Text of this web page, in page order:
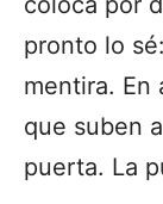
pronto lo
mentira. En
que suben
puerta. La